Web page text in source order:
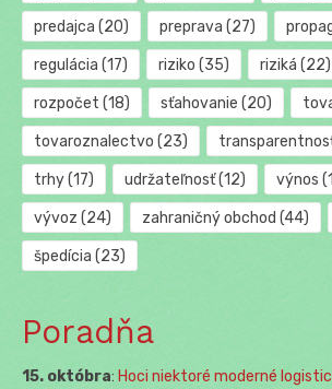
predajca (20) preprava (27)
regulácia (17) riziko (35) riziká (22)
rozpočet (18) sťahovanie (20)
tovaroznalectvo (23)
trhy(17) udržateľnosť(12) výnos
vývoz (24) zahraničný obchod (44)
špedícia (23)
Poradňa
15. októbra: Hoci niektoré moderné